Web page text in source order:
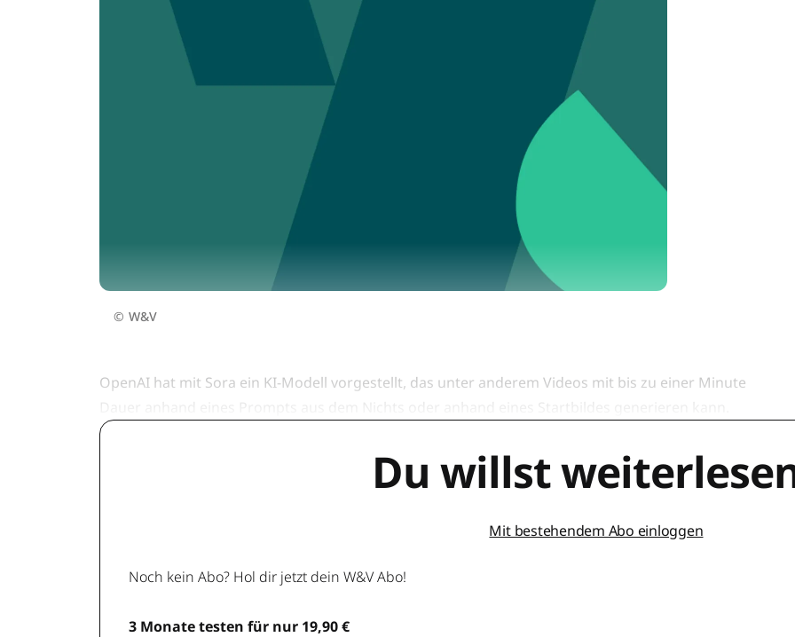
© W&V
OpenAI hat mit Sora ein KI-Modell vorgestellt, das unter anderem Videos mit bis zu einer Minute
Du willst
Mit bestehendem Abo einloggen
Noch kein Abo? Hol dir jetzt dein W&V Abo!
3 Monate testen für nur 19,90 €